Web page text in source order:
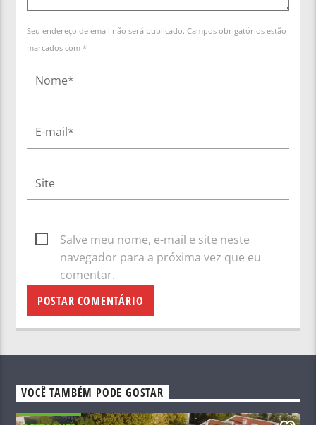
Seu endereço de email não será publicado. Campos obrigatórios estão
marcados com *
Salve meu nome, e-mail e site neste
navegador para a próxima vez que eu
comentar.
VOCÊ TAMBÉM PODE GOSTAR